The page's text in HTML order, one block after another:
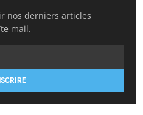
nos derniers articles
mail.